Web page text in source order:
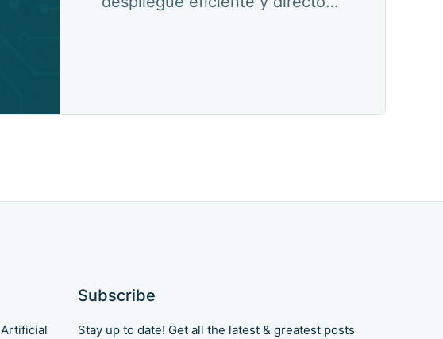
problemas a menudo puede ser
plataforma de código abierto
Subscribe
Stay up to date! Get all the latest & greatest posts